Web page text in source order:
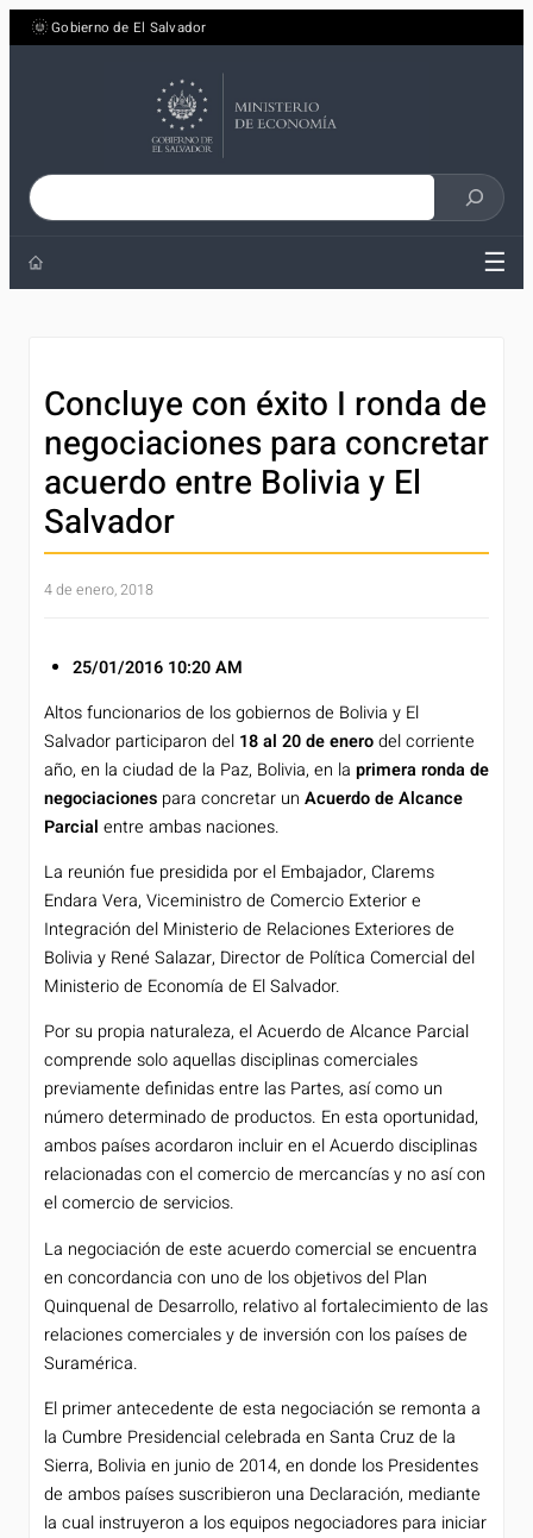
Saltar
al
Gobierno de El Salvador
Buscar
el
sitio
☰
Concluye con éxito I ronda de
negociaciones para concretar
acuerdo entre Bolivia y El
Salvador
4 de enero, 2018
25/01/2016 10:20 AM
Altos funcionarios de los gobiernos de Bolivia y El
Salvador participaron del 18 al 20 de enerodel corriente
año, en la ciudad de la Paz, Bolivia, en la primera ronda de
negociaciones para concretar un Acuerdo de Alcance
Parcial entre ambas naciones.
La reunión fue presidida por el Embajador, Clarems
Endara Vera, Viceministro de Comercio Exterior e
Integración del Ministerio de Relaciones Exteriores de
Bolivia y René Salazar, Director de Política Comercial del
Ministerio de Economía de El Salvador.
Por su propia naturaleza, el Acuerdo de Alcance Parcial
comprende solo aquellas disciplinas comerciales
previamente definidas entre las Partes, así como un
número determinado de productos. En esta oportunidad,
ambos países acordaron incluir en el Acuerdo disciplinas
relacionadas con el comercio de mercancías y no así con
el comercio de servicios.
La negociación de este acuerdo comercial se encuentra
en concordancia con uno de los objetivos del Plan
Quinquenal de Desarrollo, relativo al fortalecimiento de las
relaciones comerciales y de inversión con los países de
Suramérica.
El primer antecedente de esta negociación se remonta a
la Cumbre Presidencial celebrada en Santa Cruz de la
Sierra, Bolivia en junio de 2014, en donde los Presidentes
de ambos países suscribieron una Declaración, mediante
la cual instruyeron a los equipos negociadores para iniciar